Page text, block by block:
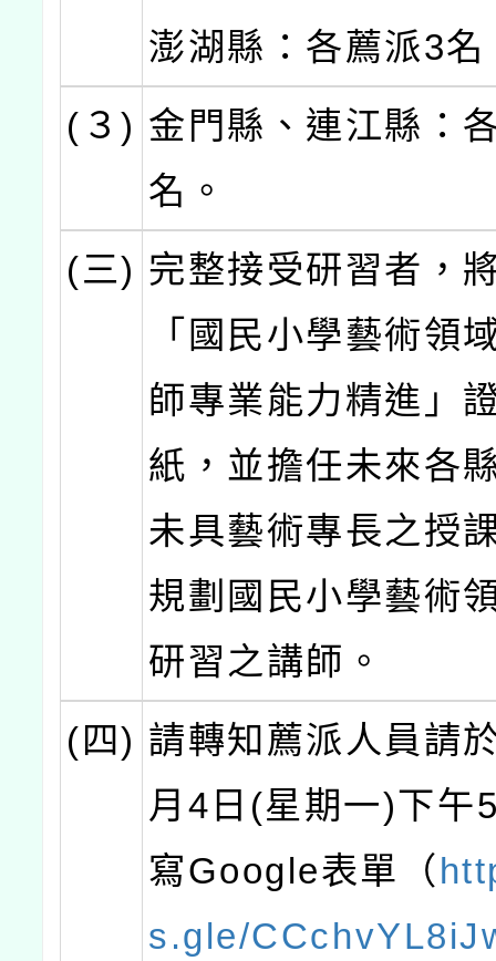
澎湖縣：各薦派3名
(３) 金門縣、連江縣：
名。
(三) 完整接受研習者，
「國民小學藝術領
師專業能力精進」
紙，並擔任未來各
未具藝術專長之授
規劃國民小學藝術
研習之講師。
(四) 請轉知薦派人員請
月4日(星期一)下午
寫Google表單（
s.gle/